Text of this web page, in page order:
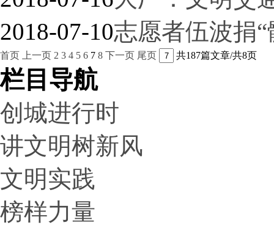
2018-07-10志愿者伍波捐“
首页 上一页 2 3 4 5 6 7 8 下一页 尾页 共187篇文章/共8页
栏目导航
创城进行时
讲文明树新风
文明实践
榜样力量